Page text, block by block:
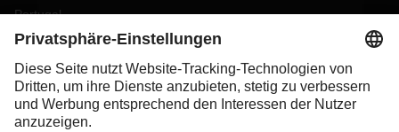
Portugal
Romania
Slovakia
Spain
Sweden